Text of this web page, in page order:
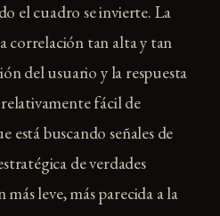
el cuadro se invierte. La
correlación tan alta y tan
del usuario y la respuesta
fácil de
está buscando señales de
de verdades
leve, más parecida a la